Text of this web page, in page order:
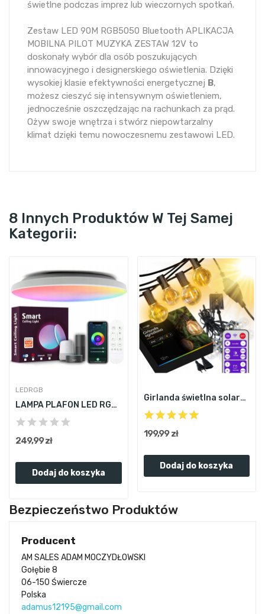
świetlne podczas imprez lub wieczornych spotkań.
Zestaw LED 90M RGB5050 Bluetooth APLIKACJA
MOBILNA PILOT MUZYKA ZESTAW 12V to
doskonały wybór dla osób poszukujących
innowacyjnego i designerskiego oświetlenia. Dzięki
wysokiej klasie efektywności energetycznej B,
możesz cieszyć się intensywnym oświetleniem,
jednocześnie oszczędzając na rachunkach za prąd.
Ożyw swoje wnętrza i stwórz niepowtarzalny
klimat dzięki temu nowoczesnemu zestawowi LED.
8 Innych Produktów W Tej Samej
Kategorii:
LEDRGB
LAMPA PLAFON LED RGB + BIAŁY CCT 2700K-6500K...
249,99 zł
Dodaj do koszyka
Girlanda świetlna solarna lampki ogrodowe 12m...
199,99 zł
Dodaj do koszyka
Bezpieczeństwo Produktów
Producent
AM SALES ADAM MOCZYDŁOWSKI
Gołębie 8
06-150 Świercze
Polska
adamus12195@gmail.com